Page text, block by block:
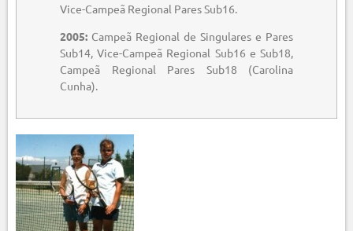
Vice-Campeã Regional Pares Sub16.
2005: Campeã Regional de Singulares e Pares
Sub14, Vice-Campeã Regional Sub16 e Sub18,
Campeã Regional Pares Sub18 (Carolina
Cunha).